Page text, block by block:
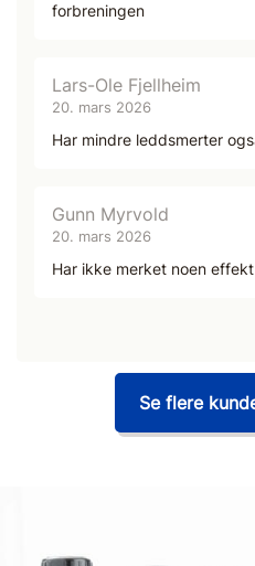
forbreningen
Lars-Ole Fjellheim
20. mars 2026
Har mindre leddsmerter
Gunn Myrvold
20. mars 2026
Har ikke merket noen
Se flere